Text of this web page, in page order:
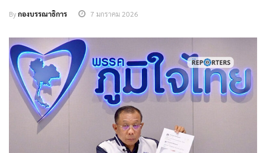
Byกองบรรณาธิการ 7 มกราคม 2026